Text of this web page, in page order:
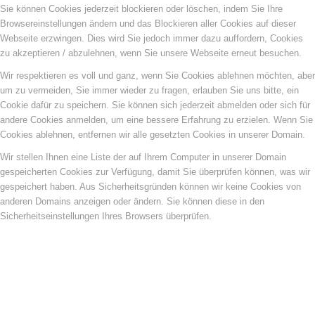
Sie können Cookies jederzeit blockieren oder löschen, indem Sie Ihre
Browsereinstellungen ändern und das Blockieren aller Cookies auf dieser
Webseite erzwingen. Dies wird Sie jedoch immer dazu auffordern, Cookies
zu akzeptieren / abzulehnen, wenn Sie unsere Webseite erneut besuchen.
Wir respektieren es voll und ganz, wenn Sie Cookies ablehnen möchten, aber
um zu vermeiden, Sie immer wieder zu fragen, erlauben Sie uns bitte, ein
Cookie dafür zu speichern. Sie können sich jederzeit abmelden oder sich für
andere Cookies anmelden, um eine bessere Erfahrung zu erzielen. Wenn Sie
Cookies ablehnen, entfernen wir alle gesetzten Cookies in unserer Domain.
Wir stellen Ihnen eine Liste der auf Ihrem Computer in unserer Domain
gespeicherten Cookies zur Verfügung, damit Sie überprüfen können, was wir
gespeichert haben. Aus Sicherheitsgründen können wir keine Cookies von
anderen Domains anzeigen oder ändern. Sie können diese in den
Sicherheitseinstellungen Ihres Browsers überprüfen.